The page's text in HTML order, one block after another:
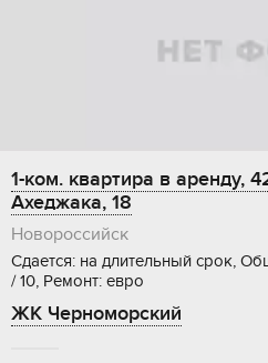
1-ком. квартира в аренду,
Ахеджака, 18
Новороссийск
Сдается: на длительный срок,
/ 10, Ремонт: евро
ЖК Черноморский